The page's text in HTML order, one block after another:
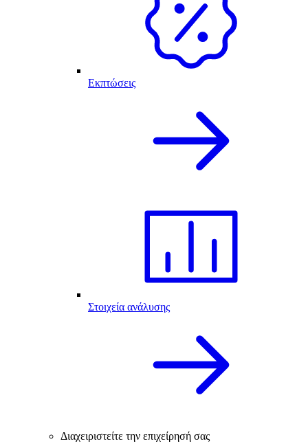
Εκπτώσεις
Στοιχεία ανάλυσης
Διαχειριστείτε την επιχείρησή σας